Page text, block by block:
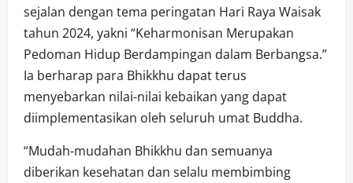
sejalan dengan tema peringatan Hari Raya Waisak
tahun 2024, yakni “Keharmonisan Merupakan
Pedoman Hidup Berdampingan dalam Berbangsa.”
Ia berharap para Bhikkhu dapat terus
menyebarkan nilai-nilai kebaikan yang dapat
diimplementasikan oleh seluruh umat Buddha.
“Mudah-mudahan Bhikkhu dan semuanya
diberikan kesehatan dan selalu membimbing